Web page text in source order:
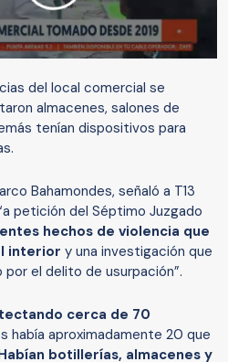
del local comercial se
almacenes, salones de
tenían dispositivos para
Bahamondes, señaló a T13
petición del Séptimo Juzgado
hechos de violencia que
interior y una investigación que
el delito de usurpación”.
cerca de 70
había aproximadamente 20 que
botillerías, almacenes y